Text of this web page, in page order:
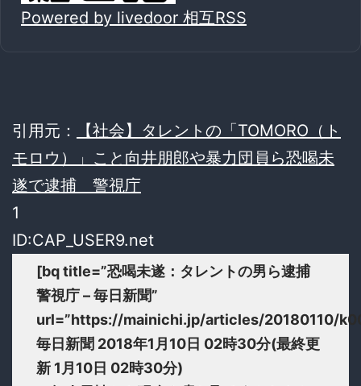
Powered by livedoor 相互RSS
引用元：
【社会】タレントの「TOMORO（ト
モロウ）」こと向井朋郎や暴力団員ら恐喝未
遂で逮捕 警視庁
1
ID:CAP_USER9.net
[bq title=”恐喝未遂：タレントの男ら逮捕
警視庁 – 毎日新聞”
url=”https://mainichi.jp/articles/20180110/
毎日新聞 2018年1月10日 02時30分(最終更
新 1月10日 02時30分)